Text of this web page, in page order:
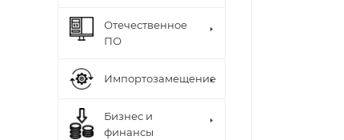
Отечественное
ПО
Импортозамещение
Бизнес и
финансы